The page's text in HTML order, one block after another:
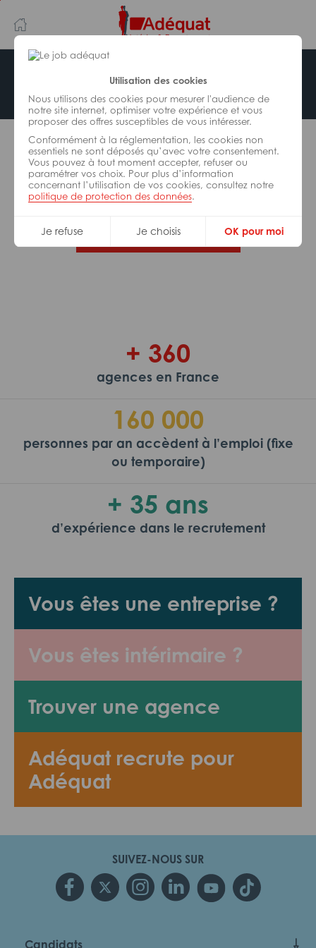
Utilisation des cookies
Nous utilisons des cookies pour mesurer l'audience de
notre site internet, optimiser votre expérience et vous
proposer des offres susceptibles de vous intéresser.
Conformément à la réglementation, les cookies non
essentiels ne sont déposés qu’avec votre consentement.
Vous pouvez à tout moment accepter, refuser ou
paramétrer vos choix. Pour plus d’information
concernant l’utilisation de vos cookies, consultez notre
politique de protection des données.
Je refuse Je choisis OK pour moi
au
contenu
principal
navigation
Offre indisponible
L’offre d’emploi que vous tentez de consulter n’est
plus disponible.
De nombreuses autres missions peuvent vous
correspondre, consultez toutes nos offres.
Trouvez votre job Adéquat !
Vous êtes une entreprise ?
Vous êtes intérimaire ?
Trouver une agence
Adéquat recrute pour
Adéquat
+ 360
agences en France
160 000
personnes par an accèdent à l’emploi (fixe
ou temporaire)
+ 35 ans
d’expérience dans le recrutement
SUIVEZ-NOUS SUR
Candidats